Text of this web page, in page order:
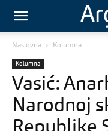
Naslovna Kolumna
Kolumna
Vasić:
Narodnoj